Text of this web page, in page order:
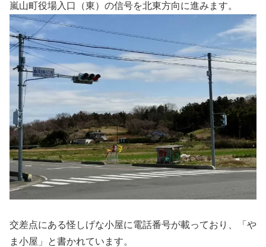
嵐山町役場入口（東）の信号を北東方向に進みます。
交差点にある怪しげな小屋に電話番号が載っており、「や
ま小屋」と書かれています。